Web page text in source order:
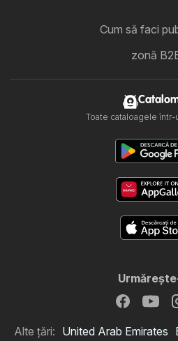
Cum să faci
zonă
Toate cataloagele
Alte țări: United Arab Emirates